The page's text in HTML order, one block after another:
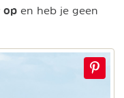
op en heb je geen